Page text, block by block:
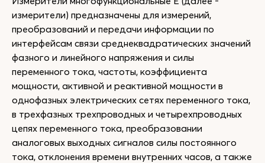
измерители) предназначены для измерений,
преобразований и передачи информации по
интерфейсам связи среднеквадратических значений
фазного и линейного напряжения и силы
переменного тока, частоты, коэффициента
мощности, активной и реактивной мощности в
однофазных электрических сетях переменного тока,
в трехфазных трехпроводных и четырехпроводных
цепях переменного тока, преобразовании
аналоговых выходных сигналов силы постоянного
тока, отклонения времени внутренних часов, а также